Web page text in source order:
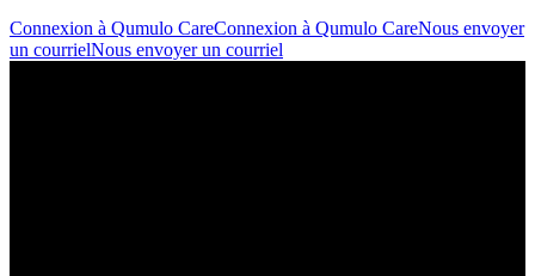
Connexion à Qumulo CareConnexion à Qumulo CareNous envoyer
un courrielNous envoyer un courriel